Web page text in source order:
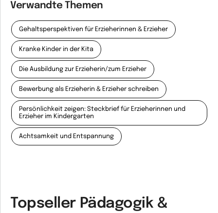
Verwandte Themen
Gehaltsperspektiven für Erzieherinnen & Erzieher
Kranke Kinder in der Kita
Die Ausbildung zur Erzieherin/zum Erzieher
Bewerbung als Erzieherin & Erzieher schreiben
Persönlichkeit zeigen: Steckbrief für Erzieherinnen und
Erzieher im Kindergarten
Achtsamkeit und Entspannung
Topseller Pädagogik &